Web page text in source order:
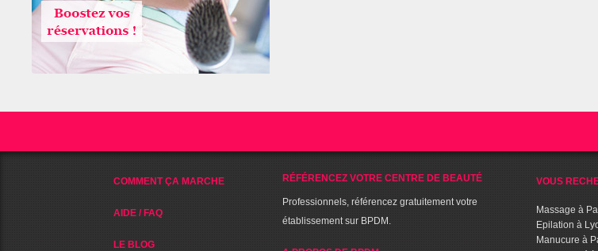
COMMENT ÇA MARCHE
AIDE / FAQ
LE BLOG
RÉFÉRENCEZ VOTRE CENTRE DE BEAUTÉ
Professionnels, référencez gratuitement votre
établissement sur BPDM.
VOUS
Massage à
Epilation à
Manucure à